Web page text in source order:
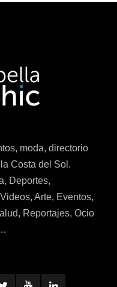
moda, directorio
Costa del Sol.
Deportes,
Arte, Eventos,
Reportajes, Ocio